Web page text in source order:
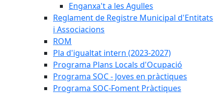
Enganxa't a les Agulles
Reglament de Registre Municipal d'Entitats
i Associacions
ROM
Pla d'igualtat intern (2023-2027)
Programa Plans Locals d'Ocupació
Programa SOC - Joves en pràctiques
Programa SOC-Foment Pràctiques